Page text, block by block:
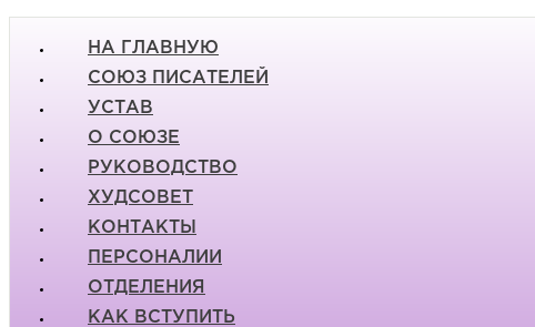
НА ГЛАВНУЮ
СОЮЗ ПИСАТЕЛЕЙ
УСТАВ
О СОЮЗЕ
РУКОВОДСТВО
ХУДСОВЕТ
КОНТАКТЫ
ПЕРСОНАЛИИ
ОТДЕЛЕНИЯ
КАК ВСТУПИТЬ